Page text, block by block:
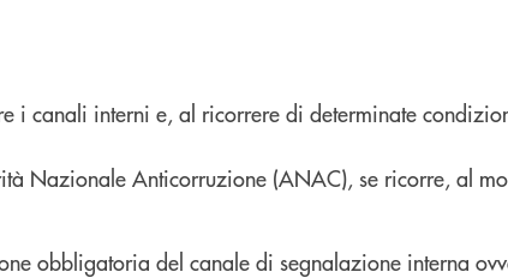
canali interni e, al ricorrere di determinate
Nazionale Anticorruzione (ANAC), se ricorre, al
obbligatoria del canale di segnalazione interna